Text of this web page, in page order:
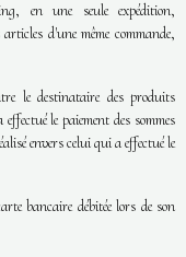
en une seule expédition,
d'une même commande,
le destinataire des produits
le paiement des sommes
envers celui qui a effectué le
bancaire débitée lors de son